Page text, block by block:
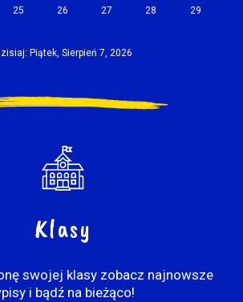
25 26 27 28
29
Piątek, Sierpień 7, 2026
Klasy
swojej klasy zobacz najnowsze
i bądź na bieżąco!